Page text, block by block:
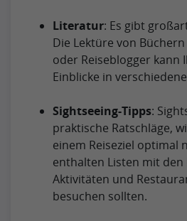
Literatur: Es gibt
Die Lektüre von
oder Reiseblogger kann
Einblicke in
Sightseeing-Tipps:
praktische Ratschläge,
einem Reiseziel optimal
enthalten Listen mit den
Aktivitäten und
besuchen sollten.